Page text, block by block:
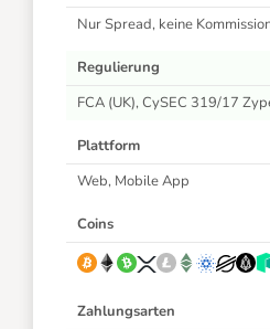
Nur Spread, keine
Regulierung
FCA (UK), CySEC 319/17
Plattform
Web, Mobile App
Coins
Zahlungsarten